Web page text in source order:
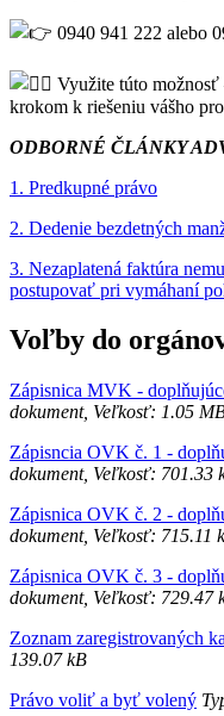
0940 941 222 alebo
Využite túto
krokom k riešeniu vášho
ODBORNÉ ČLÁNKY
1. Predkupné právo
2. Dedenie bezdetných
3. Nezaplatená faktúra
postupovať pri vymáhaní
Voľby do
Zápisnica MVK -
dokument, Veľkosť: 1.05
Zápisncia OVK č. 1 -
dokument, Veľkosť: 701.33
Zápisnica OVK č. 2 -
dokument, Veľkosť: 715.11
Zápisnica OVK č. 3 -
dokument, Veľkosť: 729.47
Zoznam zaregistrovaných
139.07 kB
Právo voliť a byť volený